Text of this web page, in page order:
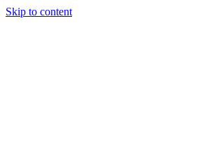
Skip to content